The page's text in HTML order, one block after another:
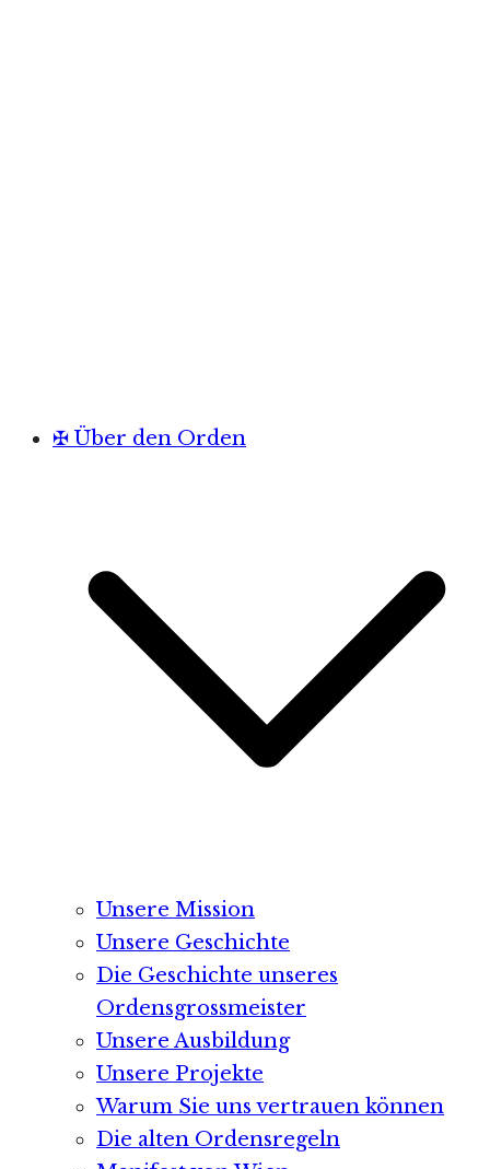
✠ Über den Orden
Unsere Mission
Unsere Geschichte
Die Geschichte unseres
Ordensgrossmeister
Unsere Ausbildung
Unsere Projekte
Warum Sie uns vertrauen können
Die alten Ordensregeln